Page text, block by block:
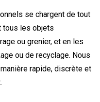
se chargent de tout
tous les objets
ou grenier, et en les
ou de recyclage. Nous
rapide, discrète et